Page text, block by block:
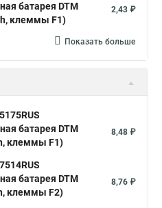
батарея DTM
клеммы F1)
2,43 ₽
Показать больше
батарея DTM
клеммы F1)
8,48 ₽
батарея DTM
клеммы F2)
8,76 ₽